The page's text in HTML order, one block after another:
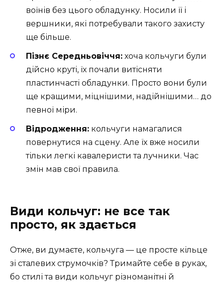
воїнів без цього обладунку. Носили її і
вершники, які потребували такого захисту
ще більше.
Пізнє Середньовіччя: хоча кольчуги були
дійсно круті, їх почали витісняти
пластинчасті обладунки. Просто вони були
ще кращими, міцнішими, надійнішими… до
певної міри.
Відродження: кольчуги намагалися
повернутися на сцену. Але їх вже носили
тільки легкі кавалеристи та лучники. Час
змін мав свої правила.
Види кольчуг: не все так
просто, як здається
Отже, ви думаєте, кольчуга — це просте кільце
зі сталевих струмочків? Тримайте себе в руках,
бо стилі та види кольчуг різноманітні й